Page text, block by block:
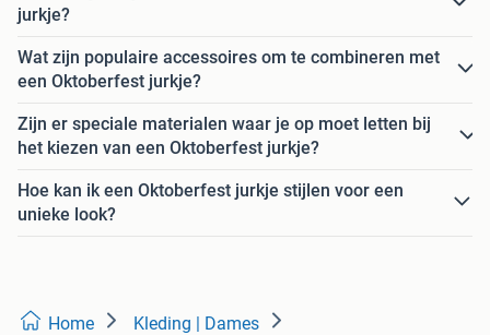
jurkje?
Wat zijn populaire accessoires om te combineren met
een Oktoberfest jurkje?
Zijn er speciale materialen waar je op moet letten bij
het kiezen van een Oktoberfest jurkje?
Hoe kan ik een Oktoberfest jurkje stijlen voor een
unieke look?
Home Kleding | Dames